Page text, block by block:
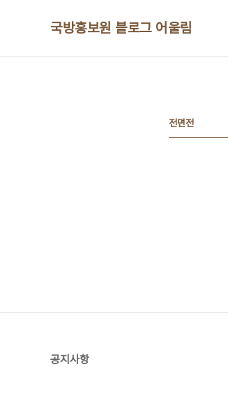
국방홍보원 블로그 어울림
전면전
공지사항